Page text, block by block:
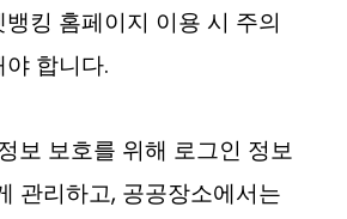
킹 홈페이지 이용 시 주의
합니다.
보 보호를 위해 로그인 정보
관리하고, 공공장소에서는